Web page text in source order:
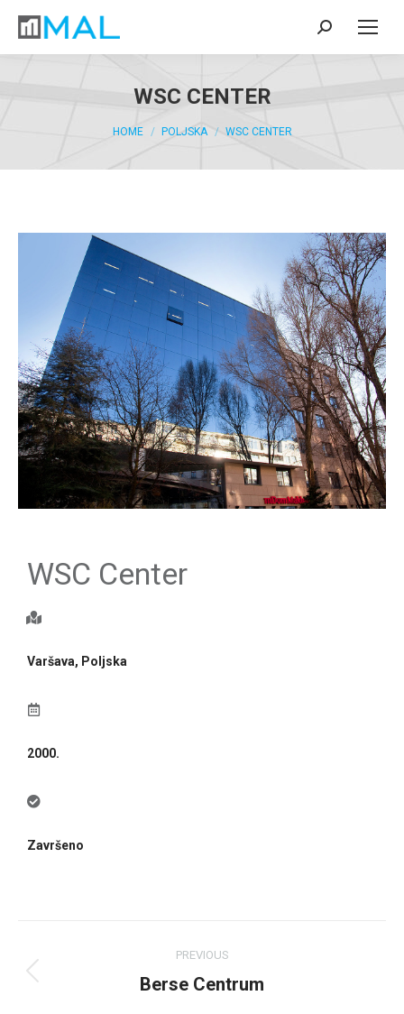
WSC CENTER
You are here:
HOME POLJSKA WSC CENTER
WSC Center
Varšava, Poljska
2000.
Završeno
PREVIOUS
Berse Centrum